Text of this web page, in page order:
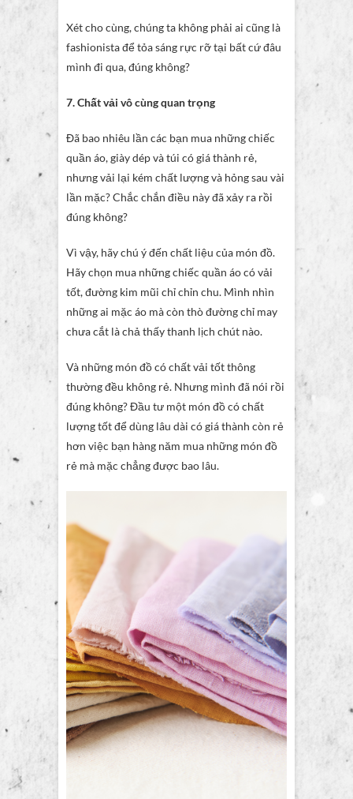
Xét cho cùng, chúng ta không phải ai cũng là
fashionista để tỏa sáng rực rỡ tại bất cứ đâu
mình đi qua, đúng không?
7. Chất vải vô cùng quan trọng
Đã bao nhiêu lần các bạn mua những chiếc
quần áo, giày dép và túi có giá thành rẻ,
nhưng vải lại kém chất lượng và hỏng sau vài
lần mặc? Chắc chắn điều này đã xảy ra rồi
đúng không?
Vì vậy, hãy chú ý đến chất liệu của món đồ.
Hãy chọn mua những chiếc quần áo có vải
tốt, đường kim mũi chỉ chỉn chu. Mình nhìn
những ai mặc áo mà còn thò đường chỉ may
chưa cắt là chả thấy thanh lịch chút nào.
Và những món đồ có chất vải tốt thông
thường đều không rẻ. Nhưng mình đã nói rồi
đúng không? Đầu tư một món đồ có chất
lượng tốt để dùng lâu dài có giá thành còn rẻ
hơn việc bạn hàng năm mua những món đồ
rẻ mà mặc chẳng được bao lâu.